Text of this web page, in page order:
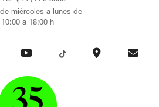
miércoles a lunes de
10:00 a 18:00 h